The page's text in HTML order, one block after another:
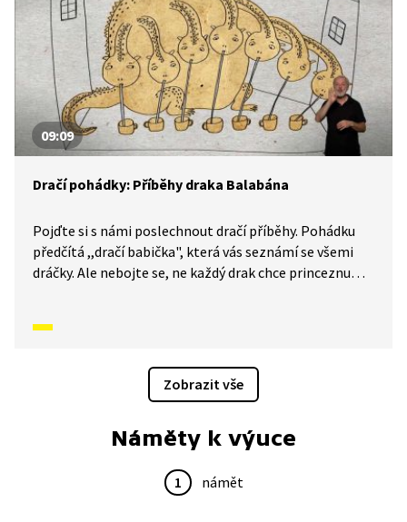
09:09
Dračí pohádky: Příběhy draka Balabána
Pojďte si s námi poslechnout dračí příběhy. Pohádku
předčítá ,,dračí babička", která vás seznámí se všemi
dráčky. Ale nebojte se, ne každý drak chce princeznu
i do znakové řeči.
Zobrazit vše
Náměty k výuce
1 námět